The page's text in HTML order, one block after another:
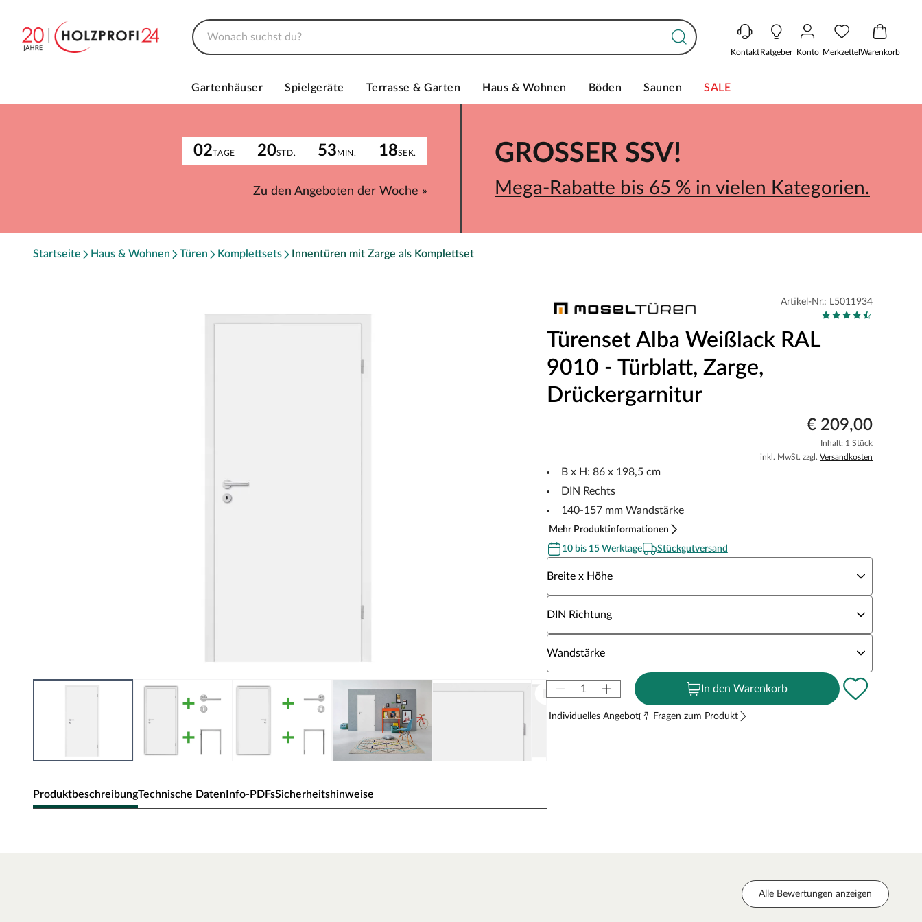
KontaktRatgeber Konto MerkzettelWarenkorb
Gartenhäuser Spielgeräte Terrasse & Garten Haus & Wohnen Böden Saunen SALE
02TAGE 20STD. 53MIN. 18SEK.
Zu den Angeboten der Woche »
GROSSER SSV!
Mega-Rabatte bis 65 % in vielen Kategorien.
Startseite Haus & Wohnen Türen Komplettsets Innentüren mit Zarge als Komplettset
ProduktbeschreibungTechnische DatenInfo-PDFsSicherheitshinweise
Artikel-Nr.: L5011934
Türenset Alba Weißlack RAL
9010 - Türblatt, Zarge,
Drückergarnitur
€ 209,00
Inhalt: 1 Stück
inkl. MwSt. zzgl. Versandkosten
B x H: 86 x 198,5 cm
DIN Rechts
140-157 mm Wandstärke
Mehr Produktinformationen
10 bis 15 Werktage
Stückgutversand
Breite x Höhe
DIN Richtung
Wandstärke
In den Warenkorb
Individuelles Angebot Fragen zum Produkt
Alle Bewertungen anzeigen